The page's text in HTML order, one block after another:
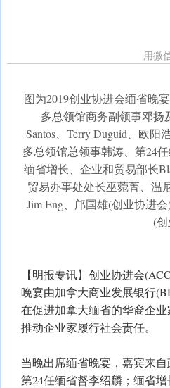
用微
图为2019创业协进会缅省晚
多总领馆商务副领事邓扬
Santos、Terry Duguid、欧
多总领馆总领事韩涛、第24
缅省增长、企业和贸易部长
贸易办事处处长巫菀菁、温
Jim Eng、邝国雄(创业协进
(创
【明报专讯】创业协进会
晚宴由加拿大商业发展银行
在促进加拿大缅省的华裔企
推动企业家履行社会责任。
当晚出席缅省晚宴，嘉宾来
第24任缅省督李绍麟；缅省